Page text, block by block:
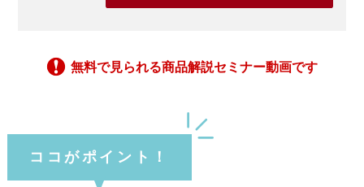
無料で見られる商品解説セミナー動画です
ココがポイント！